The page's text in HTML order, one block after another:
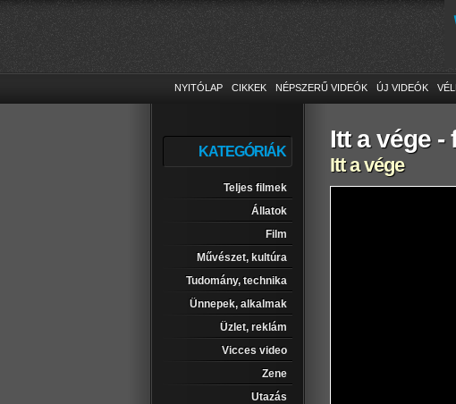
NYITÓLAP CIKKEK NÉPSZERŰ VIDEÓK ÚJ VIDEÓK
KATEGÓRIÁK
Teljes filmek
Állatok
Film
Művészet, kultúra
Tudomány, technika
Ünnepek, alkalmak
Üzlet, reklám
Vicces video
Zene
Utazás
Itt a vége -
Itt a vége